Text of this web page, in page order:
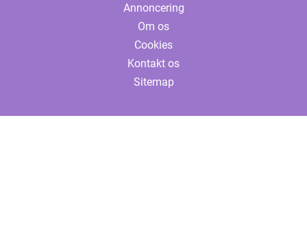
Annoncering
Om os
Cookies
Kontakt os
Sitemap